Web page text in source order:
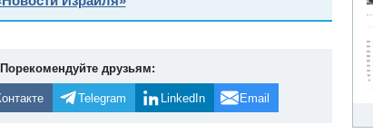
друзьям:
Telegram LinkedIn Email